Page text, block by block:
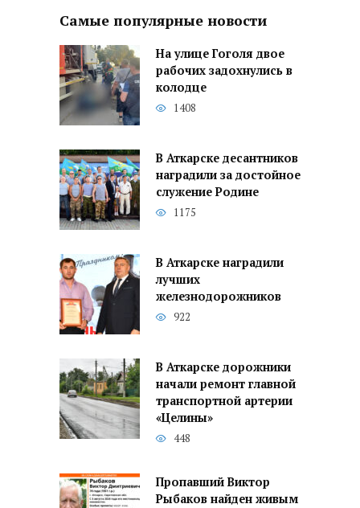
Самые популярные новости
На улице Гоголя двое
рабочих задохнулись в
колодце
1408
В Аткарске десантников
наградили за достойное
служение Родине
1175
В Аткарске наградили
лучших
железнодорожников
922
В Аткарске дорожники
начали ремонт главной
транспортной артерии
«Целины»
448
Пропавший Виктор
Рыбаков найден живым